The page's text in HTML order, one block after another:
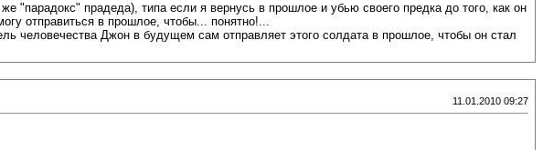
"парадокс" прадеда), типа если я вернусь в прошлое и убью своего предка до того, как он
отправиться в прошлое, чтобы... понятно!...
человечества Джон в будущем сам отправляет этого солдата в прошлое, чтобы он стал
11.01.2010 09:27